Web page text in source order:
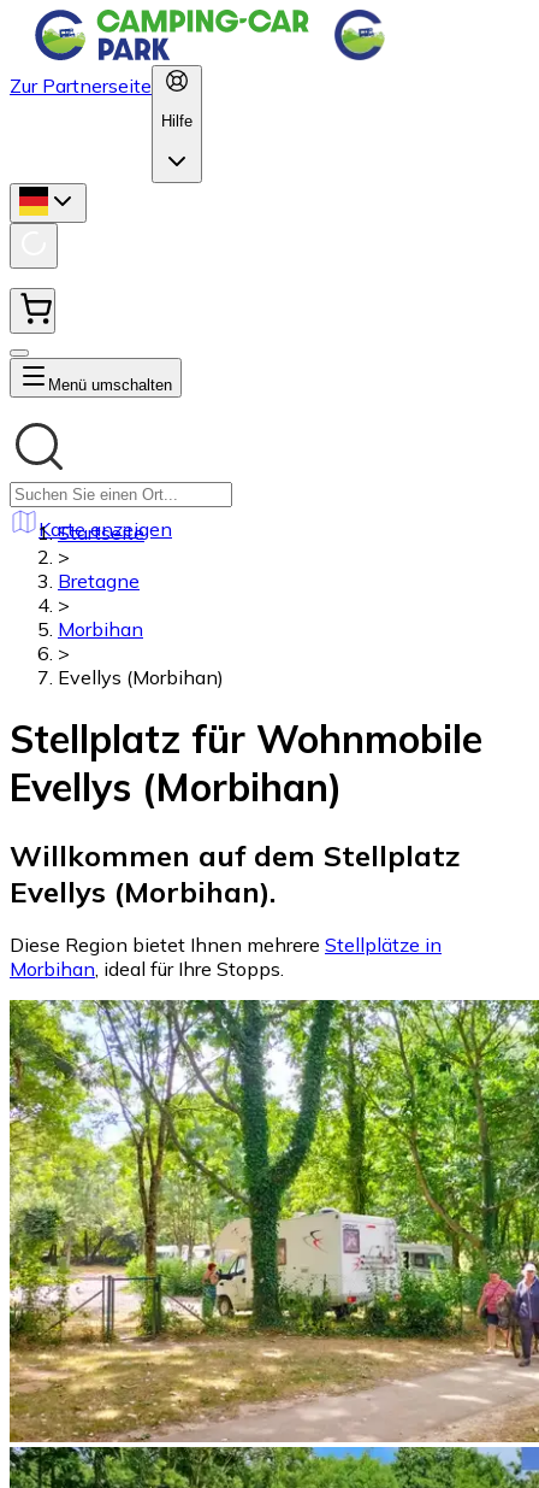
Zur Partnerseite
Hilfe
Menü umschalten
Karte anzeigen
Startseite
>
Bretagne
>
Morbihan
>
Evellys (Morbihan)
Stellplatz für Wohnmobile
Evellys (Morbihan)
Willkommen auf dem Stellplatz
Evellys (Morbihan).
Diese Region bietet Ihnen mehrere Stellplätze in
Morbihan, ideal für Ihre Stopps.